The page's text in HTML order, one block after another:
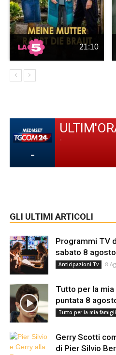
21:10
-
-
GLI ULTIMI ARTICOLI
Programmi TV
sabato 8
Anticipazioni Tv 8
Tutto per la
puntata 8
Tutto per la mia
Gerry Scotti
di Pier Silvio